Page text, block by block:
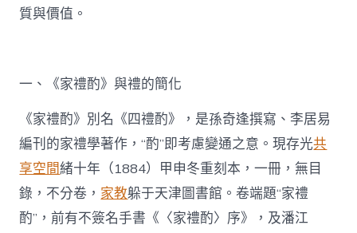
質與價值。
一、《家禮酌》與禮的簡化
《家禮酌》別名《四禮酌》，是孫奇逢撰寫、李居易
編刊的家禮學著作，“酌”即考慮變通之意。現存光共
享空間緒十年（1884）甲申冬重刻本，一冊，無目
錄，不分卷， 家教躲于天津圖書館。卷端題“家禮
酌”，前有不簽名手書《〈家禮酌〉序》，及潘江